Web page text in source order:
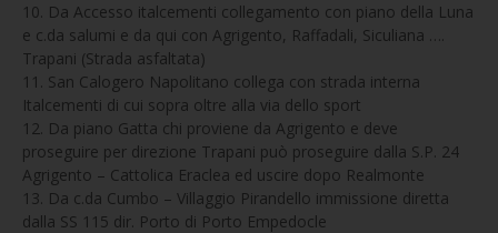
10. Da Accesso italcementi collegamento con piano della Luna
e c.da salumi e da qui con Agrigento, Raffadali, Siculiana ….
Trapani (Strada asfaltata)
11. San Calogero Napolitano collega con strada interna
Italcementi di cui sopra oltre alla via dello sport
12. Da piano Gatta chi proviene da Agrigento e deve
proseguire per direzione Trapani può proseguire dalla S.P. 24
Agrigento – Cattolica Eraclea ed uscire dopo Realmonte
13. Da c.da Cumbo – Villaggio Pirandello immissione diretta
dalla SS 115 dir. Porto di Porto Empedocle